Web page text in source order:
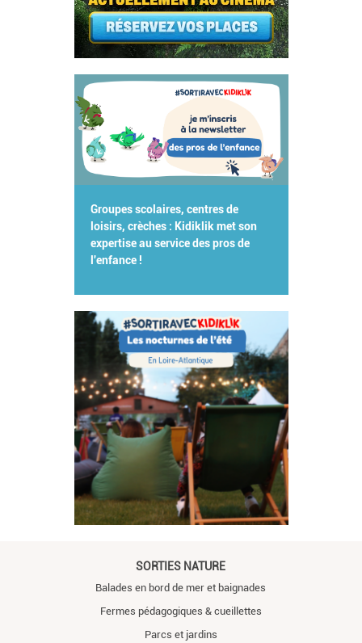
Groupes scolaires, centres de
loisirs, crèches : Kidiklik met son
expertise au service des pros de
l'enfance !
SORTIES NATURE
Balades en bord de mer et baignades
Fermes pédagogiques & cueillettes
Parcs et jardins